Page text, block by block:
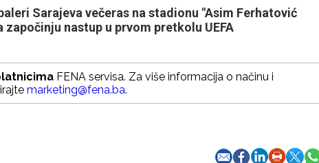
Sarajeva večeras na stadionu "Asim Ferhatović
nastup u prvom pretkolu UEFA
FENA servisa. Za više informacija o načinu i
marketing@fena.ba.